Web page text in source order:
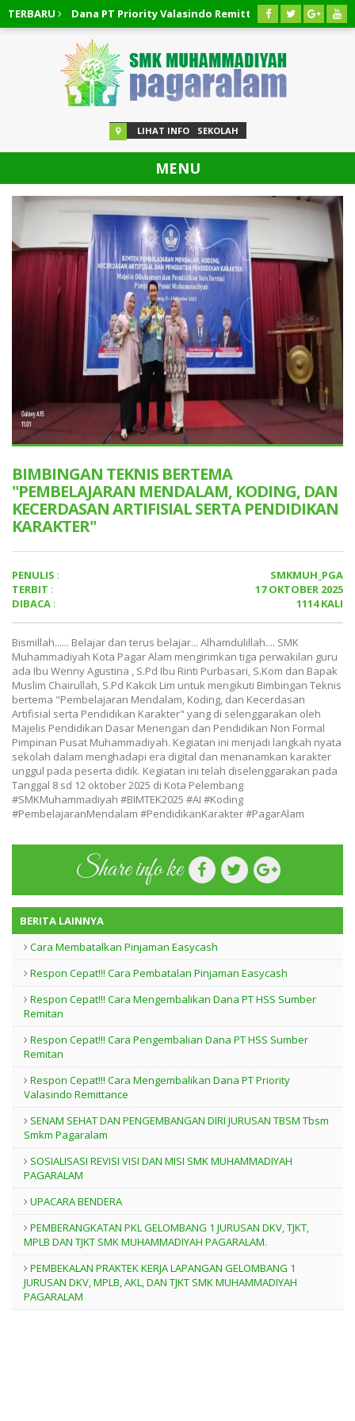
TERBARUDana PT Priority Valasindo Remittance
03 AGUSTUS
Pinjaman Easycash
03 AGUSTUS 2026/Cara
LIHAT INFO SEKOLAH
MENU
BIMBINGAN TEKNIS BERTEMA
"PEMBELAJARAN MENDALAM, KODING, DAN
KECERDASAN ARTIFISIAL SERTA PENDIDIKAN
KARAKTER"
PENULIS :
SMKMUH_PGA
TERBIT :
17 OKTOBER 2025
DIBACA : 1114 KALI
Bismillah...... Belajar dan terus belajar... Alhamdulillah.... SMK
Muhammadiyah Kota Pagar Alam mengirimkan tiga perwakilan guru
ada Ibu Wenny Agustina , S.Pd Ibu Rinti Purbasari, S.Kom dan Bapak
Muslim Chairullah, S.Pd Kakcik Lim untuk mengikuti Bimbingan Teknis
bertema "Pembelajaran Mendalam, Koding, dan Kecerdasan
Artifisial serta Pendidikan Karakter" yang di selenggarakan oleh
Majelis Pendidikan Dasar Menengan dan Pendidikan Non Formal
Pimpinan Pusat Muhammadiyah. Kegiatan ini menjadi langkah nyata
sekolah dalam menghadapi era digital dan menanamkan karakter
unggul pada peserta didik. Kegiatan ini telah diselenggarakan pada
Tanggal 8 sd 12 oktober 2025 di Kota Pelembang
#SMKMuhammadiyah #BIMTEK2025 #AI #Koding
#PembelajaranMendalam #PendidikanKarakter #PagarAlam
Share info ke
BERITA LAINNYA
Cara Membatalkan Pinjaman Easycash
Respon Cepat!!! Cara Pembatalan Pinjaman Easycash
Respon Cepat!!! Cara Mengembalikan Dana PT HSS Sumber
Remitan
Respon Cepat!!! Cara Pengembalian Dana PT HSS Sumber
Remitan
Respon Cepat!!! Cara Mengembalikan Dana PT Priority
Valasindo Remittance
SENAM SEHAT DAN PENGEMBANGAN DIRI JURUSAN TBSM Tbsm
Smkm Pagaralam
SOSIALISASI REVISI VISI DAN MISI SMK MUHAMMADIYAH
PAGARALAM
UPACARA BENDERA
PEMBERANGKATAN PKL GELOMBANG 1 JURUSAN DKV, TJKT,
MPLB DAN TJKT SMK MUHAMMADIYAH PAGARALAM.
PEMBEKALAN PRAKTEK KERJA LAPANGAN GELOMBANG 1
JURUSAN DKV, MPLB, AKL, DAN TJKT SMK MUHAMMADIYAH
PAGARALAM